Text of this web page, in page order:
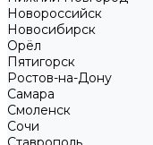
Новороссийск
Новосибирск
Орёл
Пятигорск
Ростов-на-Дону
Самара
Смоленск
Сочи